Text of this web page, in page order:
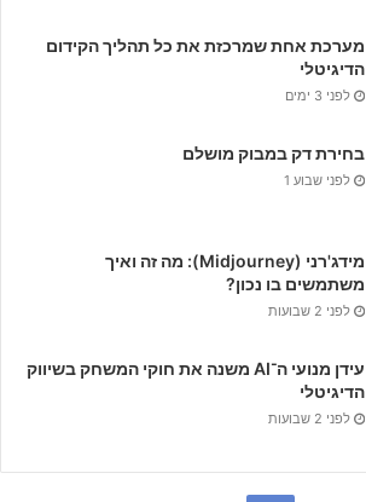
מערכת אחת שמרכזת את כל תהליך הקידום
הדיגיטלי
לפני 3 ימים
בחירת דק במבוק מושלם
לפני שבוע 1
מידג'רני (Midjourney): מה זה ואיך
משתמשים בו נכון?
לפני 2 שבועות
עידן מנועי ה־AI משנה את חוקי המשחק בשיווק
הדיגיטלי
לפני 2 שבועות